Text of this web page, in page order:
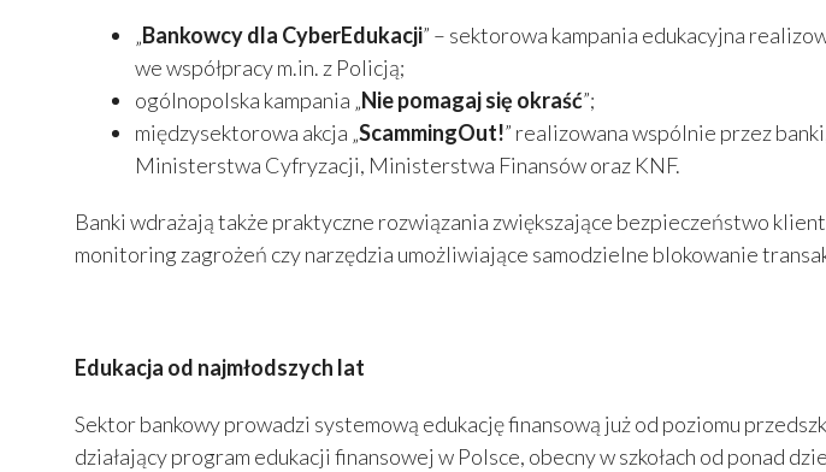
„Bankowcy dla CyberEdukacji” – sektorowa kampania edukacyjna
we współpracy m.in. z Policją;
ogólnopolska kampania „Nie pomagaj się okraść”;
międzysektorowa akcja „ScammingOut!” realizowana wspólnie przez
Ministerstwa Cyfryzacji, Ministerstwa Finansów oraz KNF.
Banki wdrażają także praktyczne rozwiązania zwiększające bezpieczeństwo
monitoring zagrożeń czy narzędzia umożliwiające samodzielne blokowanie
Edukacja od najmłodszych lat
Sektor bankowy prowadzi systemową edukację finansową już od poziomu
działający program edukacji finansowej w Polsce, obecny w szkołach od ponad